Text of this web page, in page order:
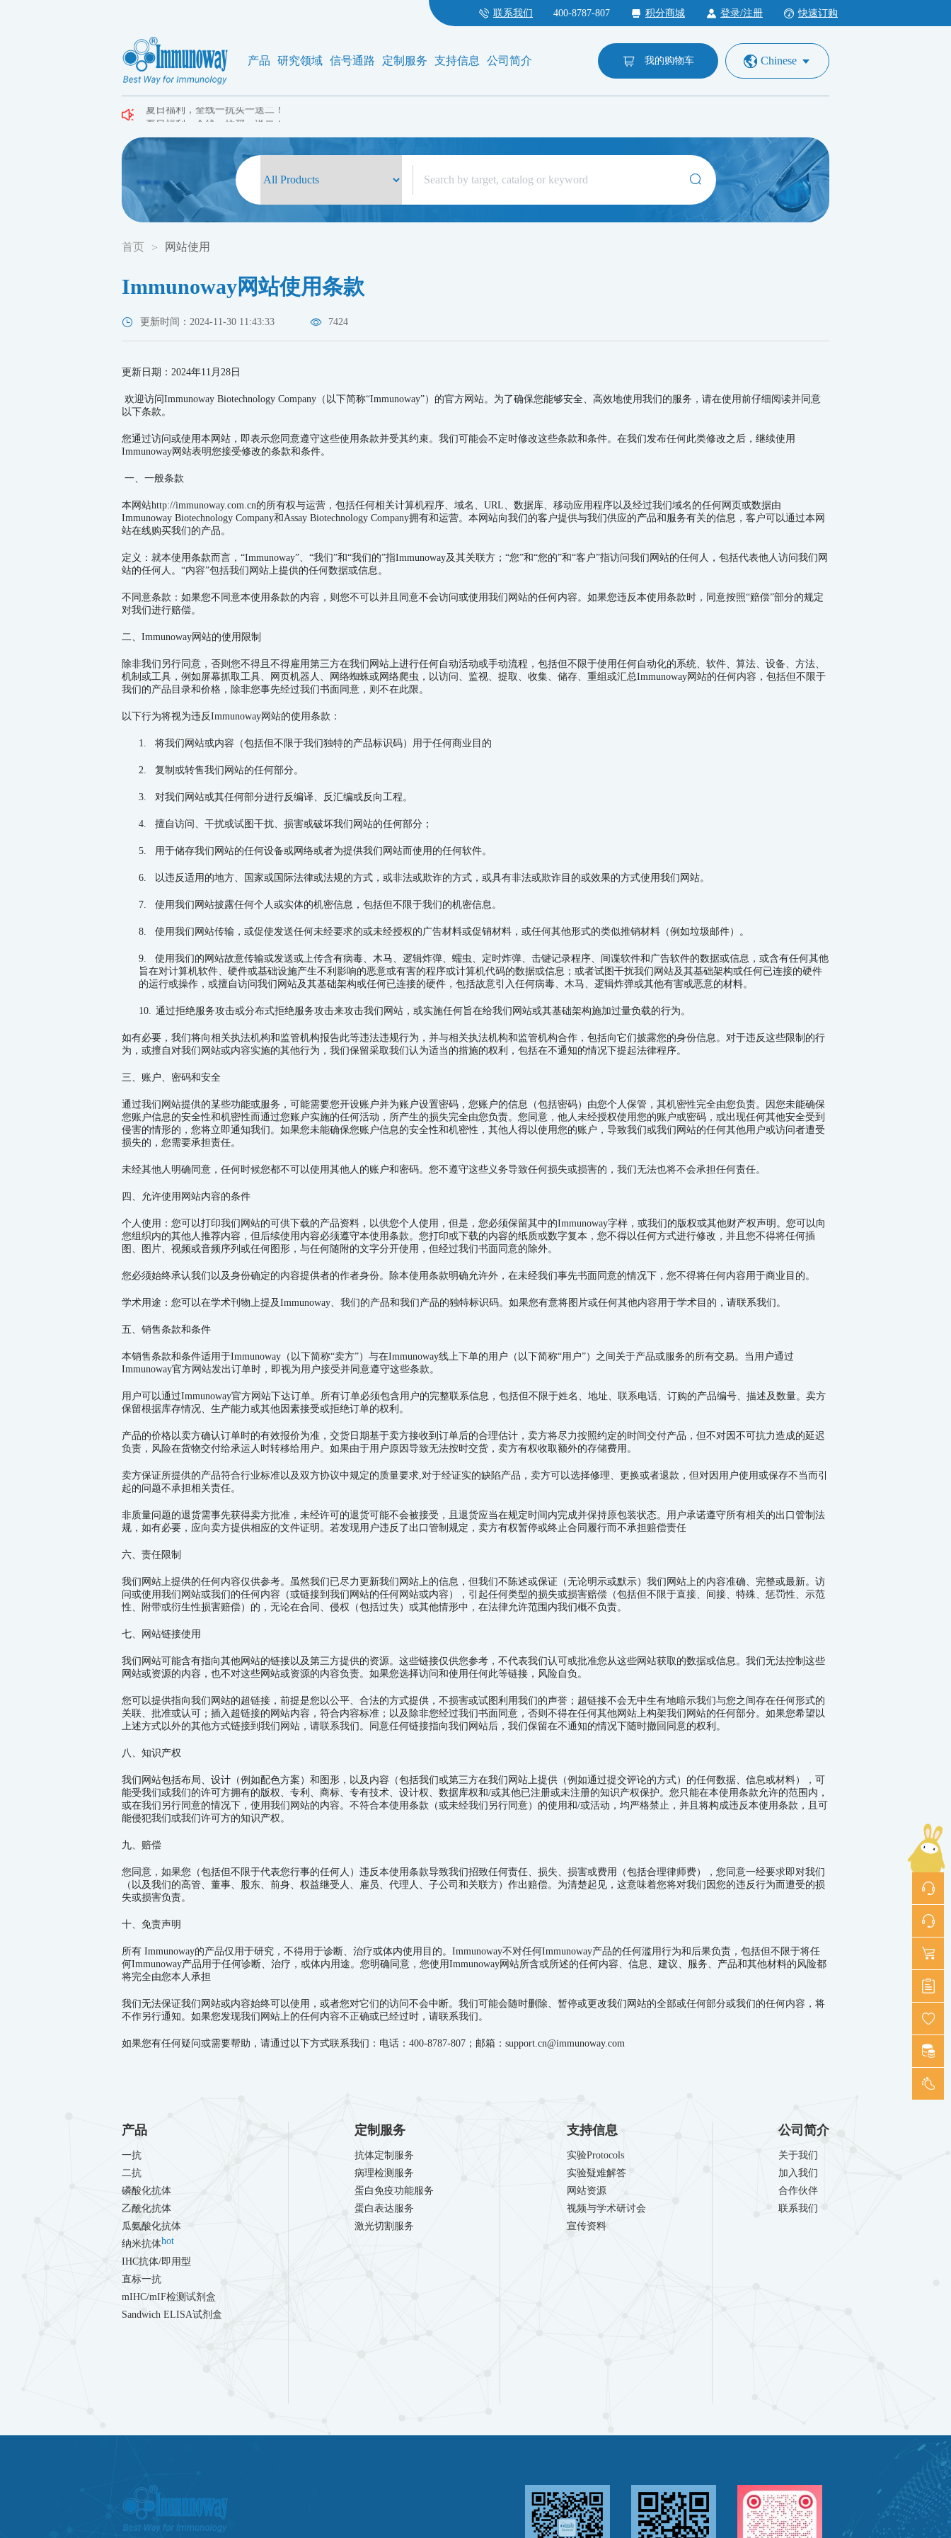
联系我们 400-8787-807 积分商城 登录/注册 快速订购
产品 研究领域 信号通路 定制服务 支持信息 公司简介 我的购物车 Chinese
夏日福利，全线一抗买一送二！
夏日福利，全线一抗买一送二！
夏日福利，全线一抗买一送二！
首页 > 网站使用
Immunoway网站使用条款
更新时间：2024-11-30 11:43:33 7424
更新日期： 2024年11 月 28 日
欢迎访问Immunoway Biotechnology Company（以下简称“Immunoway”）的官方网站。为了确保您能够安全、高效地使用我们的服务，请在使用前仔细阅读并同意
以下条款。
您通过访问或使用本网站，即表示您同意遵守这些使用条款并受其约束。我们可能会不定时修改这些条款和条件。在我们发布任何此类修改之后，继续使用
Immunoway网站表明您接受修改的条款和条件。
一、一般条款
本网站http://immunoway.com.cn的所有权与运营，包括任何相关计算机程序、域名、 URL、数据库、移动应用程序以及经过我们域名的任何网页或数据由
Immunoway Biotechnology Company和Assay Biotechnology Company拥有和运营。本网站向我们的客户提供与我们供应的产品和服务有关的信息，客户可以通过本网
站在线购买我们的产品。
定义：就本使用条款而言，“Immunoway”、“我们”和“我们的”指Immunoway及其关联方；“您”和“您的”和“客户”指访问我们网站的任何人，包括代表他人访问我们网
站的任何人。“内容”包括我们网站上提供的任何数据或信息。
不同意条款：如果您不同意本使用条款的内容，则您不可以并且同意不会访问或使用我们网站的任何内容。如果您违反本使用条款时，同意按照“赔偿”部分的规定
对我们进行赔偿。
二、Immunoway网站的使用限制
除非我们另行同意，否则您不得且不得雇用第三方在我们网站上进行任何自动活动或手动流程，包括但不限于使用任何自动化的系统、软件、算法、设备、方法、
机制或工具，例如屏幕抓取工具、网页机器人、网络蜘蛛或网络爬虫，以访问、监视、提取、收集、储存、重组或汇总Immunoway网站的任何内容，包括但不限于
我们的产品目录和价格，除非您事先经过我们书面同意，则不在此限。
以下行为将视为违反Immunoway网站的使用条款：
1. 将我们网站或内容（包括但不限于我们独特的产品标识码）用于任何商业目的
2. 复制或转售我们网站的任何部分。
3. 对我们网站或其任何部分进行反编译、反汇编或反向工程。
4. 擅自访问、干扰或试图干扰、损害或破坏我们网站的任何部分；
5. 用于储存我们网站的任何设备或网络或者为提供我们网站而使用的任何软件。
6. 以违反适用的地方、国家或国际法律或法规的方式，或非法或欺诈的方式，或具有非法或欺诈目的或效果的方式使用我们网站。
7. 使用我们网站披露任何个人或实体的机密信息，包括但不限于我们的机密信息。
8. 使用我们网站传输，或促使发送任何未经要求的或未经授权的广告材料或促销材料，或任何其他形式的类似推销材料（例如垃圾邮件）。
9.
使用我们的网站故意传输或发送或上传含有病毒、木马、逻辑炸弹、蠕虫、定时炸弹、击键记录程序、间谍软件和广告软件的数据或信息，或含有任何其他
旨在对计算机软件、硬件或基础设施产生不利影响的恶意或有害的程序或计算机代码的数据或信息；或者试图干扰我们网站及其基础架构或任何已连接的硬件
的运行或操作，或擅自访问我们网站及其基础架构或任何已连接的硬件，包括故意引入任何病毒、木马、逻辑炸弹或其他有害或恶意的材料。
10. 通过拒绝服务攻击或分布式拒绝服务攻击来攻击我们网站，或实施任何旨在给我们网站或其基础架构施加过量负载的行为。
如有必要，我们将向相关执法机构和监管机构报告此等违法违规行为，并与相关执法机构和监管机构合作，包括向它们披露您的身份信息。对于违反这些限制的行
为，或擅自对我们网站或内容实施的其他行为，我们保留采取我们认为适当的措施的权利，包括在不通知的情况下提起法律程序。
三、账户、密码和安全
通过我们网站提供的某些功能或服务，可能需要您开设账户并为账户设置密码，您账户的信息（包括密码）由您个人保管，其机密性完全由您负责。因您未能确保
您账户信息的安全性和机密性而通过您账户实施的任何活动，所产生的损失完全由您负责。您同意，他人未经授权使用您的账户或密码，或出现任何其他安全受到
侵害的情形的，您将立即通知我们。如果您未能确保您账户信息的安全性和机密性，其他人得以使用您的账户，导致我们或我们网站的任何其他用户或访问者遭受
损失的，您需要承担责任。
未经其他人明确同意，任何时候您都不可以使用其他人的账户和密码。您不遵守这些义务导致任何损失或损害的，我们无法也将不会承担任何责任。
四、允许使用网站内容的条件
个人使用：您可以打印我们网站的可供下载的产品资料，以供您个人使用，但是，您必须保留其中的Immunoway字样，或我们的版权或其他财产权声明。您可以向
您组织内的其他人推荐内容，但后续使用内容必须遵守本使用条款。您打印或下载的内容的纸质或数字复本，您不得以任何方式进行修改，并且您不得将任何插
图、图片、视频或音频序列或任何图形，与任何随附的文字分开使用，但经过我们书面同意的除外。
您必须始终承认我们以及身份确定的内容提供者的作者身份。除本使用条款明确允许外，在未经我们事先书面同意的情况下，您不得将任何内容用于商业目的。
学术用途：您可以在学术刊物上提及Immunoway、我们的产品和我们产品的独特标识码。如果您有意将图片或任何其他内容用于学术目的，请联系我们。
五、销售条款和条件
本销售条款和条件适用于Immunoway （以下简称“卖方”）与在Immunoway线上下单的用户（以下简称“用户”）之间关于产品或服务的所有交易。当用户通过
Immunoway官方网站发出订单时，即视为用户接受并同意遵守这些条款。
用户可以通过Immunoway官方网站下达订单。所有订单必须包含用户的完整联系信息，包括但不限于姓名、地址、联系电话、订购的产品编号、描述及数量。卖方
保留根据库存情况、生产能力或其他因素接受或拒绝订单的权利。
产品的价格以卖方确认订单时的有效报价为准，交货日期基于卖方接收到订单后的合理估计，卖方将尽力按照约定的时间交付产品，但不对因不可抗力造成的延迟
负责，风险在货物交付给承运人时转移给用户。如果由于用户原因导致无法按时交货，卖方有权收取额外的存储费用。
卖方保证所提供的产品符合行业标准以及双方协议中规定的质量要求,对于经证实的缺陷产品，卖方可以选择修理、更换或者退款，但对因用户使用或保存不当而引
起的问题不承担相关责任。
非质量问题的退货需事先获得卖方批准，未经许可的退货可能不会被接受，且退货应当在规定时间内完成并保持原包装状态。用户承诺遵守所有相关的出口管制法
规，如有必要，应向卖方提供相应的文件证明。若发现用户违反了出口管制规定，卖方有权暂停或终止合同履行而不承担赔偿责任
六、责任限制
我们网站上提供的任何内容仅供参考。虽然我们已尽力更新我们网站上的信息，但我们不陈述或保证（无论明示或默示）我们网站上的内容准确、完整或最新。访
问或使用我们网站或我们的任何内容（或链接到我们网站的任何网站或内容），引起任何类型的损失或损害赔偿（包括但不限于直接、间接、特殊、惩罚性、示范
性、附带或衍生性损害赔偿）的，无论在合同、侵权（包括过失）或其他情形中，在法律允许范围内我们概不负责。
七、网站链接使用
我们网站可能含有指向其他网站的链接以及第三方提供的资源。这些链接仅供您参考，不代表我们认可或批准您从这些网站获取的数据或信息。我们无法控制这些
网站或资源的内容，也不对这些网站或资源的内容负责。如果您选择访问和使用任何此等链接，风险自负。
您可以提供指向我们网站的超链接，前提是您以公平、合法的方式提供，不损害或试图利用我们的声誉；超链接不会无中生有地暗示我们与您之间存在任何形式的
关联、批准或认可；插入超链接的网站内容，符合内容标准；以及除非您经过我们书面同意，否则不得在任何其他网站上构架我们网站的任何部分。如果您希望以
上述方式以外的其他方式链接到我们网站，请联系我们。同意任何链接指向我们网站后，我们保留在不通知的情况下随时撤回同意的权利。
八、知识产权
我们网站包括布局、设计（例如配色方案）和图形，以及内容（包括我们或第三方在我们网站上提供（例如通过提交评论的方式）的任何数据、信息或材料），可
能受我们或我们的许可方拥有的版权、专利、商标、专有技术、设计权、数据库权和/或其他已注册或未注册的知识产权保护。您只能在本使用条款允许的范围内，
或在我们另行同意的情况下，使用我们网站的内容。不符合本使用条款（或未经我们另行同意）的使用和/或活动，均严格禁止，并且将构成违反本使用条款，且可
能侵犯我们或我们许可方的知识产权。
九、赔偿
您同意，如果您（包括但不限于代表您行事的任何人）违反本使用条款导致我们招致任何责任、损失、损害或费用（包括合理律师费），您同意一经要求即对我们
（以及我们的高管、董事、股东、前身、权益继受人、雇员、代理人、子公司和关联方）作出赔偿。为清楚起见，这意味着您将对我们因您的违反行为而遭受的损
失或损害负责。
十、免责声明
所有 Immunoway的产品仅用于研究，不得用于诊断、治疗或体内使用目的。 Immunoway不对任何Immunoway产品的任何滥用行为和后果负责，包括但不限于将任
何Immunoway产品用于任何诊断、治疗，或体内用途。您明确同意，您使用Immunoway网站所含或所述的任何内容、信息、建议、服务、产品和其他材料的风险都
将完全由您本人承担
我们无法保证我们网站或内容始终可以使用，或者您对它们的访问不会中断。我们可能会随时删除、暂停或更改我们网站的全部或任何部分或我们的任何内容，将
不作另行通知。如果您发现我们网站上的任何内容不正确或已经过时，请联系我们。
如果您有任何疑问或需要帮助，请通过以下方式联系我们：电话：400-8787-807；邮箱：support.cn@immunoway.com
产品
一抗
二抗
磷酸化抗体
乙酰化抗体
瓜氨酸化抗体
纳米抗体hot
IHC抗体/即用型
直标一抗
mIHC/mIF检测试剂盒
Sandwich ELISA试剂盒
定制服务
抗体定制服务
病理检测服务
蛋白免疫功能服务
蛋白表达服务
激光切割服务
支持信息
实验Protocols
实验疑难解答
网站资源
视频与学术研讨会
宣传资料
公司简介
关于我们
加入我们
合作伙伴
联系我们